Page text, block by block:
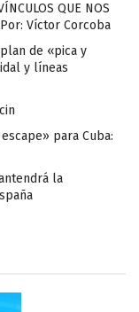
QUE NOS
Por: Víctor Corcoba
de «pica y
y líneas
para Cuba:
la